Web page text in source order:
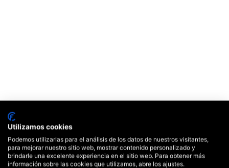
Utilizamos cookies
Podemos utilizarlas para el análisis de los datos de nuestros visitantes,
para mejorar nuestro sitio web, mostrar contenido personalizado y
brindarle una excelente experiencia en el sitio web. Para obtener más
información sobre las cookies que utilizamos, abre los ajustes.